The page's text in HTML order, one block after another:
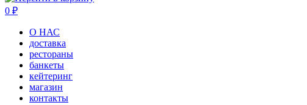
0 ₽
О НАС
доставка
рестораны
банкеты
кейтеринг
магазин
контакты